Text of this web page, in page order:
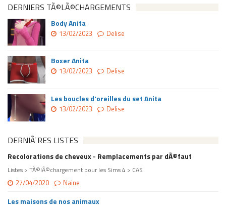
DERNIERS TÃ©LÃ©CHARGEMENTS
Body Anita
13/02/2023 Delise
Boxer Anita
13/02/2023 Delise
Les boucles d'oreilles du set Anita
13/02/2023 Delise
DERNIÃ¨RES LISTES
Recolorations de cheveux - Remplacements par dÃ©faut
Listes > TÃ©lÃ©chargement pour les Sims 4 > CAS
27/04/2020 Naine
Les maisons de nos animaux